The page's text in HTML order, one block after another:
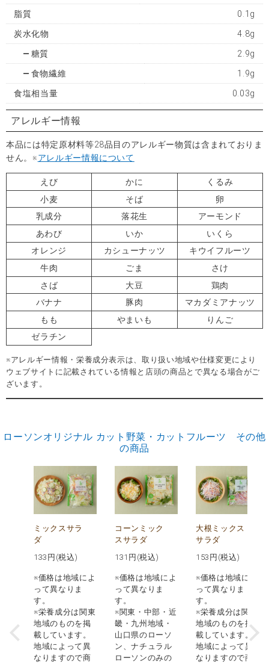
脂質 0.1g
炭水化物 4.8g
糖質 2.9g
食物繊維 1.9g
食塩相当量 0.03g
アレルギー情報
本品には特定原材料等28品目のアレルギー物質は含まれておりま
せん。※アレルギー情報について
えび かに
くるみ
小麦
そば
卵
乳成分
落花生
アーモンド
あわび
いか
いくら
オレンジ
カシューナッツ
キウイフルーツ
牛肉
ごま
さけ
さば
大豆
鶏肉
バナナ
豚肉
マカダミアナッツ
もも
やまいも
りんご
ゼラチン
※アレルギー情報・栄養成分表示は、取り扱い地域や仕様変更により
ウェブサイトに記載されている情報と店頭の商品とで異なる場合がご
ざいます。
ローソンオリジナル カット野菜・カットフルーツ その他
の商品
ミックスサラ
ダ
133 円(税込)
※価格は地域によ
って異なりま
す。
※栄養成分は関東
地域のものを掲
載しています。
地域によって異
なりますので商
コーンミック
スサラダ
131 円(税込)
※価格は地域によ
って異なりま
す。
※関東・中部・近
畿・九州地域・
山口県のローソ
ン、ナチュラル
ローソンのみの
大根ミックス
サラダ
153 円(税込)
※価格は地域によ
って異なりま
す。
※栄養成分は関東
地域のものを掲
載しています。
地域によって異
なりますので商